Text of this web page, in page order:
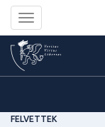
Toggle
navigation
FELVETTEK